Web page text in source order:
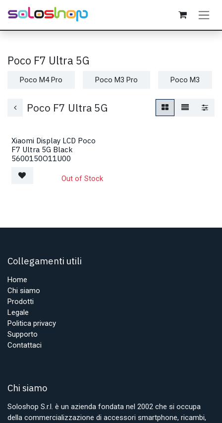
Passa al contenuto
Poco F7 Ultra 5G
Poco M4 Pro Poco M3 Pro Poco M3
Poco F7 Ultra 5G
Xiaomi Display LCD Poco
F7 Ultra 5G Black
5600150O11U00
Out of Stock
Collegamenti utili
Home
Chi siamo
Prodotti
Legale
Politica privacy
Supporto
Contattaci
Chi siamo
Soloshop S.r.l. è un azienda fondata nel 2002 che si occupa
della commercializzazione di accessori smartphone, ricambi,